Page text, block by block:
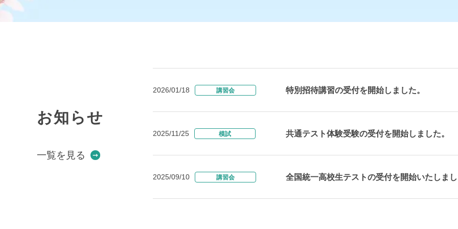
お知らせ
一覧を見る
2026/01/18 講習会 特別招待講習の受付を開始しました。
2025/11/25 模試 共通テスト体験受験の受付を開始しました。
2025/09/10 講習会 全国統一高校生テストの受付を開始いたしま